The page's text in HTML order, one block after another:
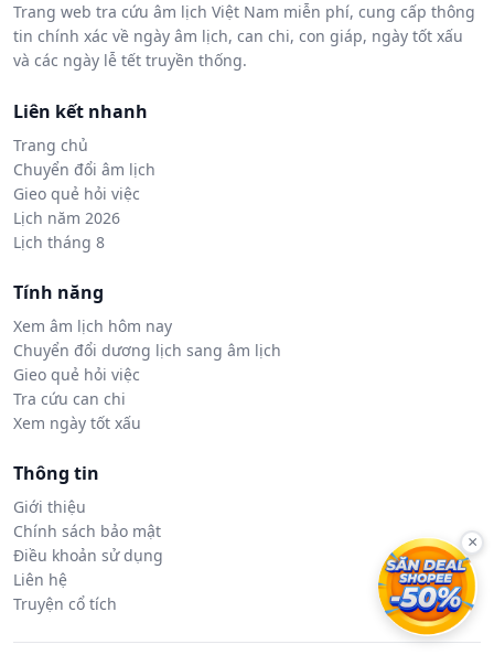
Trang web tra cứu âm lịch Việt Nam miễn phí, cung cấp thông
tin chính xác về ngày âm lịch, can chi, con giáp, ngày tốt xấu
và các ngày lễ tết truyền thống.
Liên kết nhanh
Trang chủ
Chuyển đổi âm lịch
Gieo quẻ hỏi việc
Lịch năm 2026
Lịch tháng 8
Tính năng
Xem âm lịch hôm nay
Chuyển đổi dương lịch sang âm lịch
Gieo quẻ hỏi việc
Tra cứu can chi
Xem ngày tốt xấu
Thông tin
Giới thiệu
Chính sách bảo mật
Điều khoản sử dụng
Liên hệ
Truyện cổ tích
×